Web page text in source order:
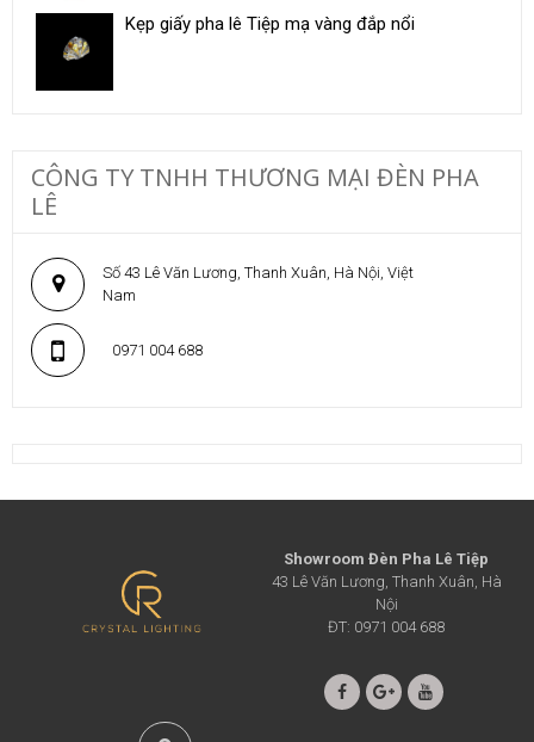
Kẹp giấy pha lê Tiệp mạ vàng đắp nổi
CÔNG TY TNHH THƯƠNG MẠI ĐÈN PHA
LÊ
Số 43 Lê Văn Lương, Thanh Xuân, Hà Nội, Việt
Nam
0971 004 688
Showroom Đèn Pha Lê Tiệp
43 Lê Văn Lương, Thanh Xuân, Hà
Nội
ĐT: 0971 004 688